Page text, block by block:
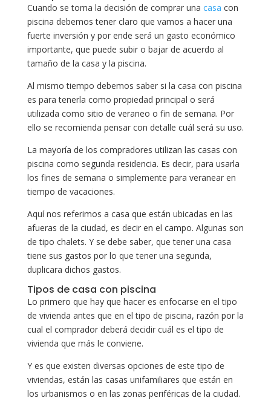
Cuando se toma la decisión de comprar una casa con
piscina debemos tener claro que vamos a hacer una
fuerte inversión y por ende será un gasto económico
importante, que puede subir o bajar de acuerdo al
tamaño de la casa y la piscina.
Al mismo tiempo debemos saber si la casa con piscina
es para tenerla como propiedad principal o será
utilizada como sitio de veraneo o fin de semana. Por
ello se recomienda pensar con detalle cuál será su uso.
La mayoría de los compradores utilizan las casas con
piscina como segunda residencia. Es decir, para usarla
los fines de semana o simplemente para veranear en
tiempo de vacaciones.
Aquí nos referimos a casa que están ubicadas en las
afueras de la ciudad, es decir en el campo. Algunas son
de tipo chalets. Y se debe saber, que tener una casa
tiene sus gastos por lo que tener una segunda,
duplicara dichos gastos.
Tipos de casa con piscina
Lo primero que hay que hacer es enfocarse en el tipo
de vivienda antes que en el tipo de piscina, razón por la
cual el comprador deberá decidir cuál es el tipo de
vivienda que más le conviene.
Y es que existen diversas opciones de este tipo de
viviendas, están las casas unifamiliares que están en
los urbanismos o en las zonas periféricas de la ciudad.